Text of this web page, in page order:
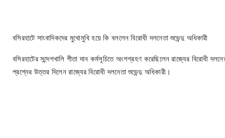
বসিরহাটে সাংবাদিকদের মুখোমুখি হয়ে কি বললেন বিরোধী দলনেতা শুভেন্দু অধিকারী
বসিরহাটের সন্দেশখালি গীতা দান কর্মসূচিতে অংশগ্রহণ করেছিলেন রাজ্যের বিরোধী
প্রশ্নের উত্তর দিলেন রাজ্যের বিরোধী দলনেতা শুভেন্দু অধিকারী।